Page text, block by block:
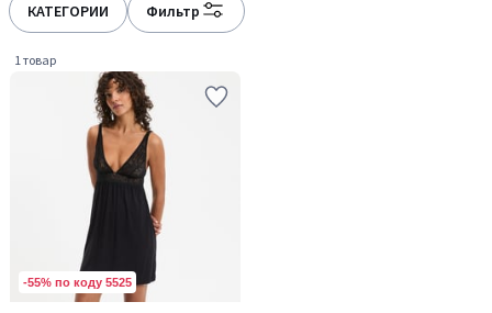
КАТЕГОРИИ Фильтр
1 товар
-55% по коду 5525